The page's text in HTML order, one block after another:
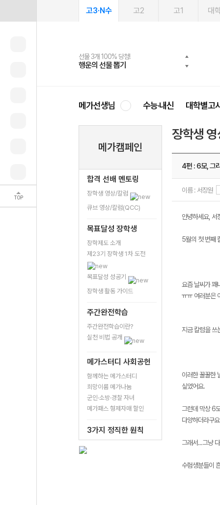
TOP
고3·N수 고2 고1 대
선물 3개 100% 당첨!
행운의 선물 뽑기
선물 100% 증정!
메가스터디 X 올리브
여름방학 스터디 캐시백
메가런 썸머스쿨
2027 러셀 단과
강사 공개선발
스마트러닝앱
설문 EVENT
메가패스
3일 무료 체험권
메가패스 수강생 무료혜택!
메가클럽 멤버십
사회공헌 캠페인
희망이룸 메가나눔
메가선생님 수능·내신 대학별고
메가캠페인
합격 선배 멘토링
장학생 영상/칼럼
큐브 영상/칼럼(QCC)
목표달성 장학생
장학제도 소개
제23기 장학생 1차 도전
목표달성 성공기
장학생 활동 가이드
주간완전학습
주간완전학습이란?
실천 비법 공개
메가스터디 사회공헌
함께하는 메가스터디
희망이룸 메가나눔
군인·소방·경찰 자녀
메가패스 형제자매 할인
3가지 정직한 원칙
장학생
4편 : 6모, 그
이름 : 서장원
안녕하세요, 서
5월의 첫 번째
요즘 날씨가 꽤
ㅠㅠ 여러분은
지금 칼럼을 쓰
이러한 꿀꿀한
싶었어요.
그런데 막상 6
다양하더라구
그래서...그냥
수험생분들이